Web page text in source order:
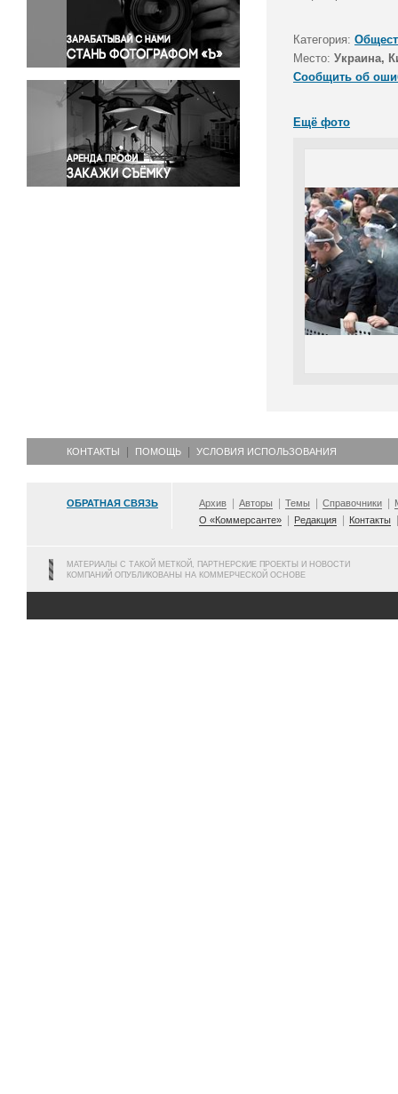
Правосудие
Происшествия и конфликты
Религия
Светская жизнь
Спорт
Экология
Экономика и бизнес
Категория:
Место: Украина,
Сообщить об
Ещё фото
КОНТАКТЫ ПОМОЩЬ УСЛОВИЯ ИСПОЛЬЗОВАНИЯ
ОБРАТНАЯ СВЯЗЬ Архив Авторы Темы Справочники
О «Коммерсанте»
Редакция Контакты
МАТЕРИАЛЫ С ТАКОЙ МЕТКОЙ, ПАРТНЕРСКИЕ ПРОЕКТЫ И НОВОСТИ
КОМПАНИЙ ОПУБЛИКОВАНЫ НА КОММЕРЧЕСКОЙ ОСНОВЕ